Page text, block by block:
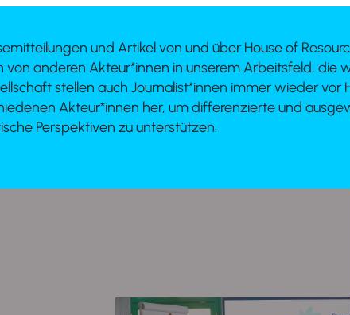
und Artikel von und über House of
von anderen Akteur*innen in unserem Arbeitsfeld, die
stellen auch Journalist*innen immer wieder vor
Akteur*innen her, um differenzierte und
Perspektiven zu unterstützen.